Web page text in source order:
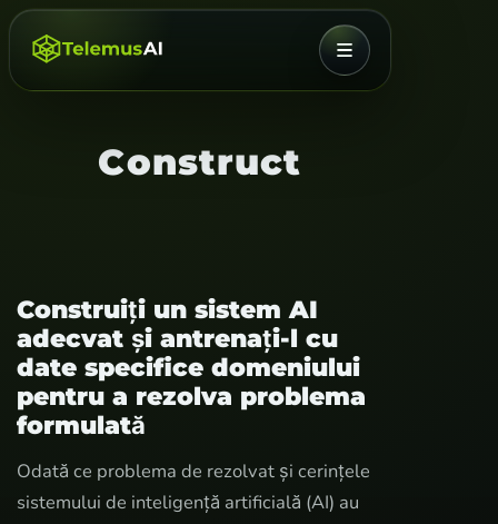
MENIU
Construct
Construiți un sistem AI
adecvat și antrenați-l cu
date specifice domeniului
pentru a rezolva problema
formulată
Odată ce problema de rezolvat și cerințele
sistemului de inteligență artificială (AI) au